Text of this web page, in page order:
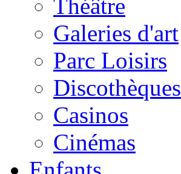
Théâtre
Galeries d'art
Parc Loisirs
Discothèques
Casinos
Cinémas